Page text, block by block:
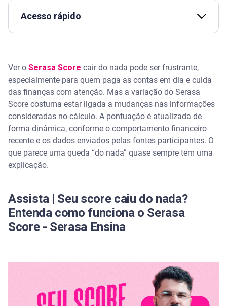
Acesso rápido
Por que a pontuação do CPF diminui mesmo com
contas em dia?
O que faz o score do CPF cair? Conheça os
principais motivos
Quantas consultas no CPF abaixam o score?
O impacto de novos contratos e empréstimos na
Quitar um empréstimo pode fazer o score cair?
Nova negativação
Como descobrir o motivo da queda do seu Serasa
Ver o Serasa Score cair do nada pode ser frustrante,
especialmente para quem paga as contas em dia e cuida
das finanças com atenção. Mas a variação do Serasa
Score costuma estar ligada a mudanças nas informações
consideradas no cálculo. A pontuação é atualizada de
forma dinâmica, conforme o comportamento financeiro
recente e os dados enviados pelas fontes participantes. O
que parece uma queda “do nada” quase sempre tem uma
explicação.
Assista | Seu score caiu do nada?
Entenda como funciona o Serasa
Score - Serasa Ensina